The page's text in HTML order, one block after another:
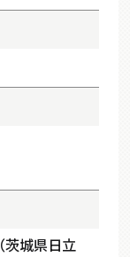
茨城県日立